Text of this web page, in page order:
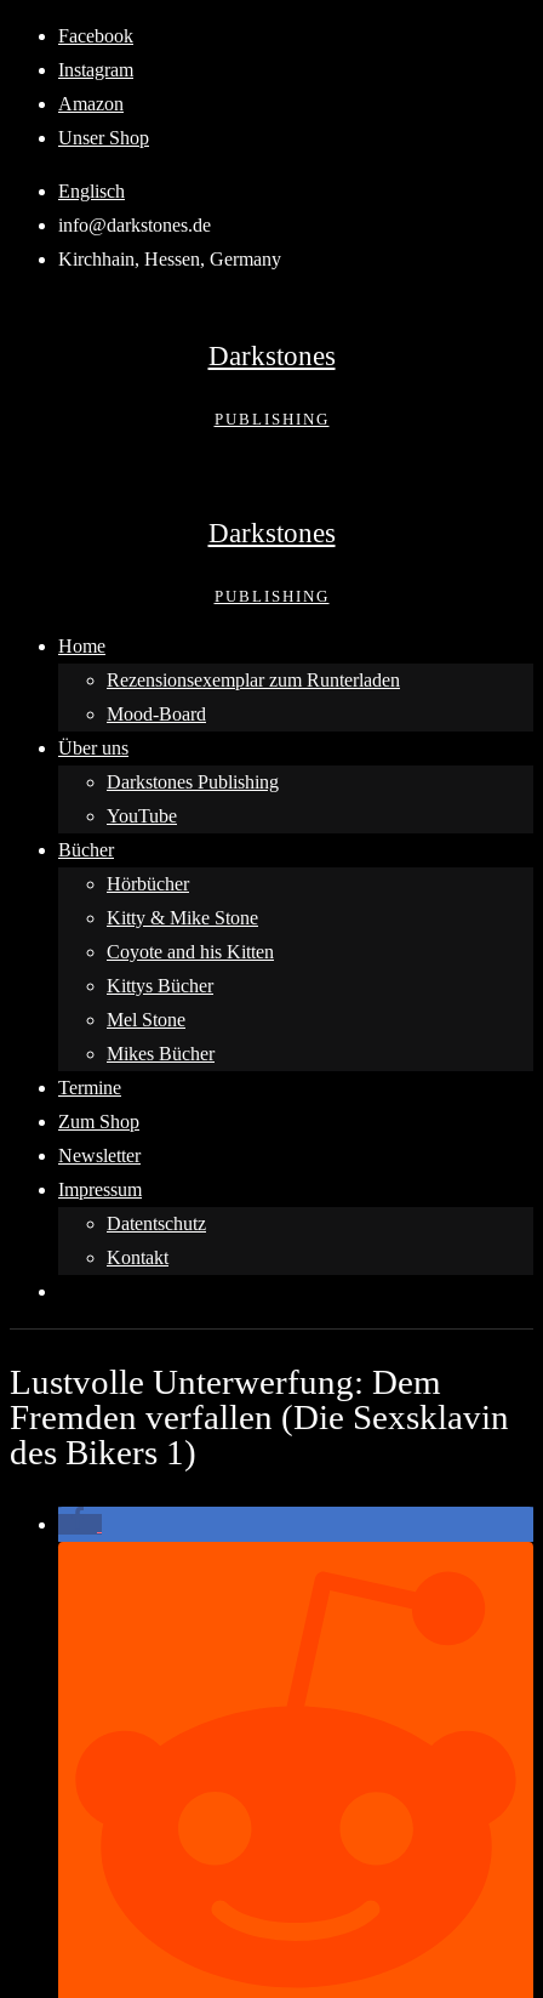
Skip
content
Facebook
Instagram
Amazon
Unser Shop
Englisch
info@darkstones.de
Kirchhain, Hessen, Germany
Darkstones
PUBLISHING
Darkstones
PUBLISHING
Home
Rezensionsexemplar zum Runterladen
Mood-Board
Über uns
Darkstones Publishing
YouTube
Bücher
Hörbücher
Kitty & Mike Stone
Coyote and his Kitten
Kittys Bücher
Mel Stone
Mikes Bücher
Termine
Zum Shop
Newsletter
Impressum
Datentschutz
Kontakt
Lustvolle Unterwerfung: Dem
Fremden verfallen (Die Sexsklavin
des Bikers 1)